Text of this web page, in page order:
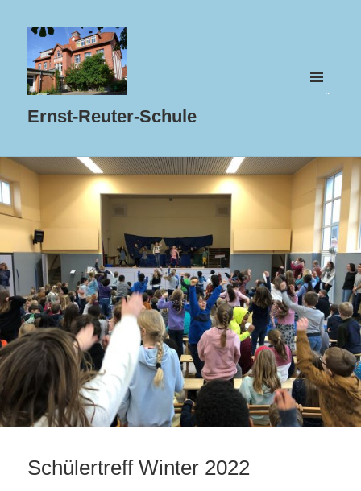
Ernst-Reuter-Schule
Schülertreff Winter 2022